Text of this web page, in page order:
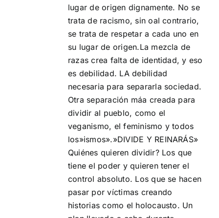
lugar de origen dignamente. No se
trata de racismo, sin oal contrario,
se trata de respetar a cada uno en
su lugar de origen.La mezcla de
razas crea falta de identidad, y eso
es debilidad. LA debilidad
necesaria para separarla sociedad.
Otra separación máa creada para
dividir al pueblo, como el
veganismo, el feminismo y todos
los»ismos».»DIVIDE Y REINARÁS»
Quiénes quieren dividir? Los que
tiene el poder y quieren tener el
control absoluto. Los que se hacen
pasar por víctimas creando
historias como el holocausto. Un